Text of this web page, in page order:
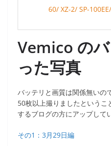
60/ XZ-2/ SP-
Vemico の
った写真
バッテリと画質は関係無いの
50枚以上撮りましたというこ
するブログの方にアップして
その1：3月29日編